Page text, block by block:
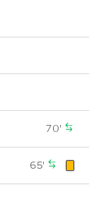
70'
65'